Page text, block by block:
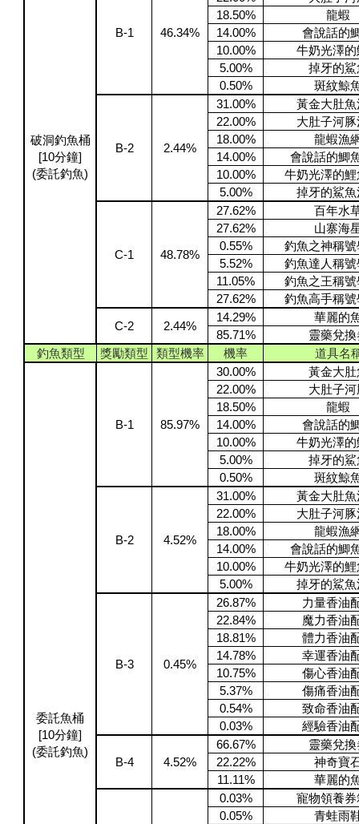
破洞釣魚桶
[10分鐘]
(委託釣魚)
B-1 46.34%
18.50%
龍蝦
14.00%
會說話的
10.00%
牛奶光澤的
5.00%
掉牙的鯊
0.50%
斑紋鯨
B-2 2.44%
31.00%
黃金大肚魚
22.00%
大肚子河豚
18.00%
龍蝦漁
14.00%
會說話的鯽
10.00%
牛奶光澤的鯉
5.00%
掉牙的鯊魚
C-1 48.78%
27.62%
百年水
27.62%
山寨海
0.55%
釣魚之神稱號
5.52%
釣魚達人稱號
11.05%
釣魚之王稱號
27.62%
釣魚高手稱號
C-2 2.44%
14.29%
華麗的
85.71%
靈藥兌換
釣魚類型
獎勵類型 類型機率 機率 道具名
委託魚桶
[10分鐘]
(委託釣魚)
B-1 85.97%
30.00%
黃金大肚
22.00%
大肚子河
18.50%
龍蝦
14.00%
會說話的
10.00%
牛奶光澤的
5.00%
掉牙的鯊
0.50%
斑紋鯨
B-2 4.52%
31.00%
黃金大肚魚
22.00%
大肚子河豚
18.00%
龍蝦漁
14.00%
會說話的鯽
10.00%
牛奶光澤的鯉
5.00%
掉牙的鯊魚
B-3 0.45%
26.87%
力量香油
22.84%
魔力香油
18.81%
體力香油
14.78%
幸運香油
10.75%
傷心香油
5.37%
傷痛香油
0.54%
致命香油
0.03%
經驗香油
B-4 4.52%
66.67%
靈藥兌換
22.22%
神奇寶
11.11%
華麗的
0.03%
寵物領養券
0.05%
青蛙雨